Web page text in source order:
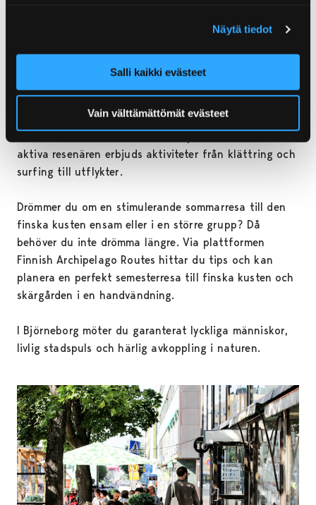
Näytä tiedot
Salli kaikki evästeet
Vain välttämättömät evästeet
för dem som är intresserade av både historia
alternativ för alla smaker i Björneborgs omfattande
restaurang- och caféutbud. För shoppingvännerna
aktiva resenären erbjuds aktiviteter från klättring och
surfing till utflykter.
Drömmer du om en stimulerande sommarresa till den
finska kusten ensam eller i en större grupp? Då
behöver du inte drömma längre. Via plattformen
Finnish Archipelago Routes hittar du tips och kan
planera en perfekt semesterresa till finska kusten och
skärgården i en handvändning.
I Björneborg möter du garanterat lyckliga människor,
livlig stadspuls och härlig avkoppling i naturen.